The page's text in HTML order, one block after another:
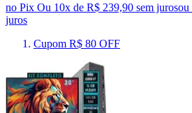
no Pix Ou 10x de R$ 239,90 sem jurosou
juros
Cupom R$ 80 OFF